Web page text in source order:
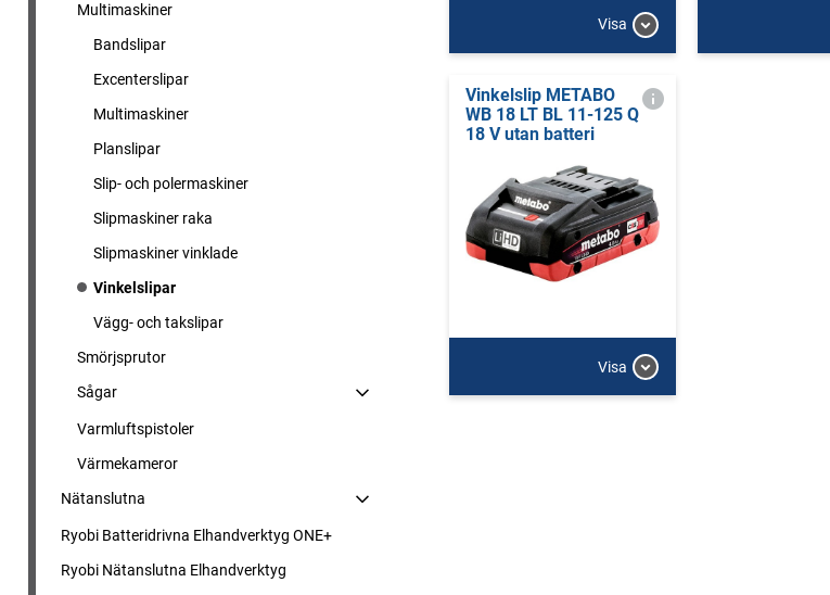
Multimaskiner
Bandslipar
Excenterslipar
Multimaskiner
Planslipar
Slip- och polermaskiner
Slipmaskiner raka
Slipmaskiner vinklade
Vinkelslipar
Vägg- och takslipar
Smörjsprutor
Sågar
Varmluftspistoler
Värmekameror
Nätanslutna
Ryobi Batteridrivna Elhandverktyg ONE+
Ryobi Nätanslutna Elhandverktyg
Visa
Vinkelslip METABO
WB 18 LT BL 11-125 Q
18 V utan batteri
Visa